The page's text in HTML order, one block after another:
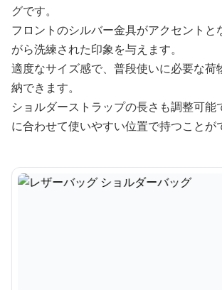
グです。
フロントのシルバー金具がアクセントと
がら洗練された印象を与えます。
適度なサイズ感で、普段使いに必要な荷
納できます。
ショルダーストラップの長さも調整可能
に合わせて使いやすい位置で持つことが